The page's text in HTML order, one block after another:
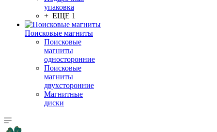
упаковка
+ ЕЩЕ 1
Поисковые магниты
Поисковые
магниты
односторонние
Поисковые
магниты
двухсторонние
Магнитные
диски